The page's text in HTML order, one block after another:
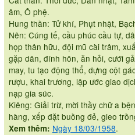
âm, Ô phệ.
Hung thần: Tử khí, Phụt nhật,
Nên: Cúng tế, cầu phúc cầu tự,
họp thân hữu, đội mũ cài trâm,
gặp dân, đính hôn, ăn hỏi, cưới
may, tu tạo động thổ, dựng cột
rượu, khai trương, lập ước giao
nạp gia súc.
Kiêng: Giải trừ, mời thầy chữ a
hàng, xếp đặt buồng đẻ, gieo
Xem thêm: Ngày 18/03/1958.